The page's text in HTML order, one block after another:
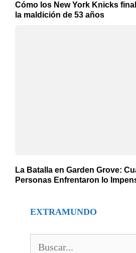
Cómo los New York Knicks
la maldición de 53 años
La Batalla en Garden Grove:
Personas Enfrentaron lo
EXTRAMUNDO